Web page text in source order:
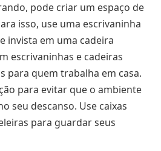
pode criar um espaço de
isso, use uma escrivaninha
invista em uma cadeira
escrivaninhas e cadeiras
para quem trabalha em casa.
para evitar que o ambiente
seu descanso. Use caixas
para guardar seus